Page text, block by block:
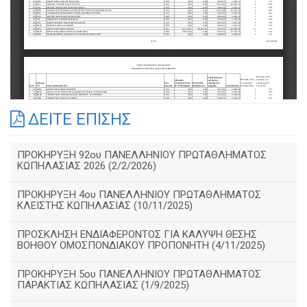
ΔΕΙΤΕ ΕΠΙΣΗΣ
ΠΡΟΚΗΡΥΞΗ 92ου ΠΑΝΕΛΛΗΝΙΟΥ ΠΡΩΤΑΘΛΗΜΑΤΟΣ
ΚΩΠΗΛΑΣΙΑΣ 2026 (2/2/2026)
ΠΡΟΚΗΡΥΞΗ 4ου ΠΑΝΕΛΛΗΝΙΟΥ ΠΡΩΤΑΘΛΗΜΑΤΟΣ
ΚΛΕΙΣΤΗΣ ΚΩΠΗΛΑΣΙΑΣ (10/11/2025)
ΠΡΟΣΚΛΗΣΗ ΕΝΔΙΑΦΕΡΟΝΤΟΣ ΓΙΑ ΚΑΛΥΨΗ ΘΕΣΗΣ
ΒΟΗΘΟΥ ΟΜΟΣΠΟΝΔΙΑΚΟΥ ΠΡΟΠΟΝΗΤΗ (4/11/2025)
ΠΡΟΚΗΡΥΞΗ 5ου ΠΑΝΕΛΛΗΝΙΟΥ ΠΡΩΤΑΘΛΗΜΑΤΟΣ
ΠΑΡΑΚΤΙΑΣ ΚΩΠΗΛΑΣΙΑΣ (1/9/2025)